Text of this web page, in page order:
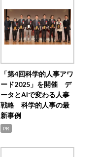
「第4回科学的人事アワ
ード2025」を開催 デ
ータとAIで変わる人事
戦略 科学的人事の最
新事例
PR